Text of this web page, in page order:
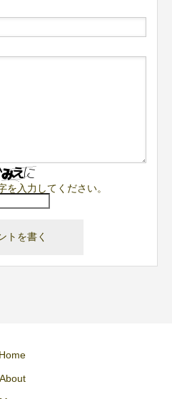
を入力してください。
Home
About